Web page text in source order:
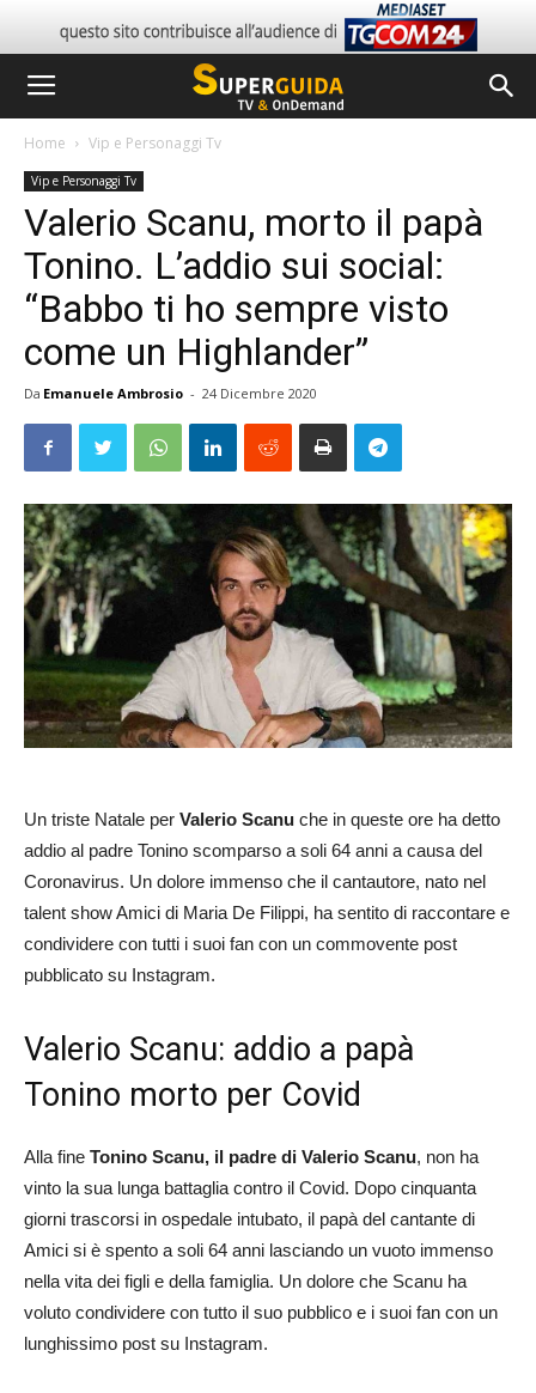
Home Vip e Personaggi Tv
Vip e Personaggi Tv
Valerio Scanu, morto il papà
Tonino. L’addio sui social:
“Babbo ti ho sempre visto
come un Highlander”
Da Emanuele Ambrosio - 24 Dicembre 2020
Un triste Natale per Valerio Scanu che in queste ore ha detto
addio al padre Tonino scomparso a soli 64 anni a causa del
Coronavirus. Un dolore immenso che il cantautore, nato nel
talent show Amici di Maria De Filippi, ha sentito di raccontare e
condividere con tutti i suoi fan con un commovente post
pubblicato su Instagram.
Valerio Scanu: addio a papà
Tonino morto per Covid
Alla fine Tonino Scanu, il padre di Valerio Scanu, non ha
vinto la sua lunga battaglia contro il Covid. Dopo cinquanta
giorni trascorsi in ospedale intubato, il papà del cantante di
Amici si è spento a soli 64 anni lasciando un vuoto immenso
nella vita dei figli e della famiglia. Un dolore che Scanu ha
voluto condividere con tutto il suo pubblico e i suoi fan con un
lunghissimo post su Instagram.